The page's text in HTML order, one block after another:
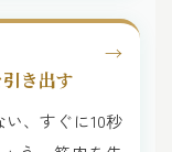
→
き出す
、すぐに10秒